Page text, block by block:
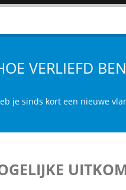
VERLIEFD
je sinds kort een nieuwe